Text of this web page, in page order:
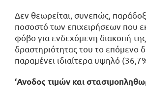
Δεν θεωρείται, συνεπώς,
ποσοστό των επιχειρήσεων που
φόβο για ενδεχόμενη διακοπή της
δραστηριότητας του το επόμενο
παραμένει ιδιαίτερα υψηλό
‘Ανοδος τιμών και